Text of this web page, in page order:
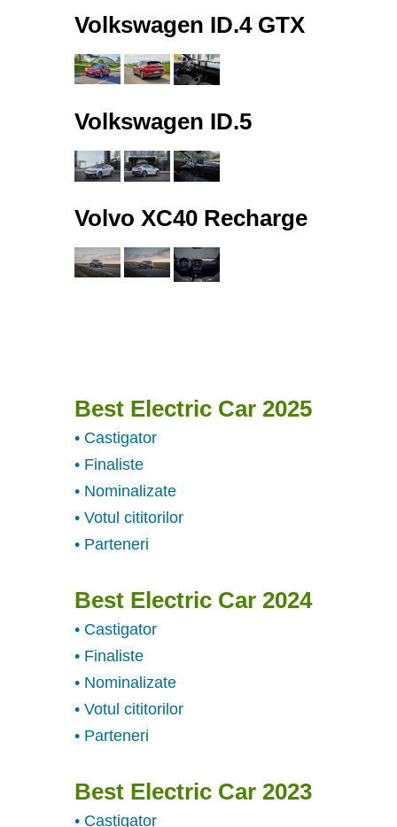
Volkswagen ID.4 GTX
Volkswagen ID.5
Volvo XC40 Recharge
Best Electric Car 2025
• Castigator
• Finaliste
• Nominalizate
• Votul cititorilor
• Parteneri
Best Electric Car 2024
• Castigator
• Finaliste
• Nominalizate
• Votul cititorilor
• Parteneri
Best Electric Car 2023
• Castigator